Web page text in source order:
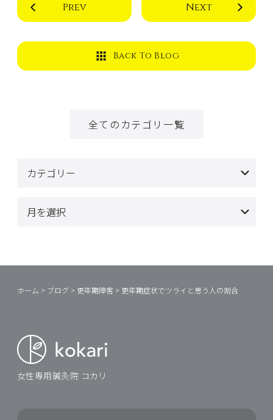
Prev Next
Back To Blog
全てのカテゴリ一覧
ホーム > ブログ > 更年期障害 > 更年期症状でツライと思う人の割合
女性専用鍼灸院 コカリ